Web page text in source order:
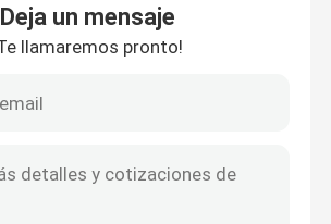
Deja un mensaje
llamaremos pronto!